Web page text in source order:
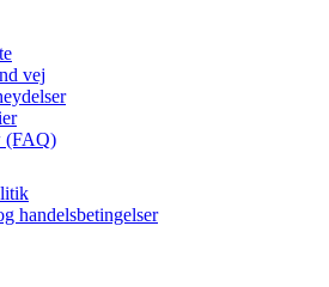
vej
(FAQ)
handelsbetingelser